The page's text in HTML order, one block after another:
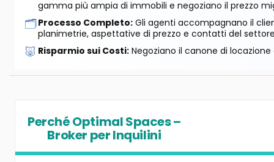
gamma più ampia di immobili e negoziano il prezzo
🗂️Processo Completo: Gli agenti accompagnano il
planimetrie, aspettative di prezzo e contatti del
🐷 Risparmio sui Costi: Negoziano il canone di
Perché Optimal Spaces –
Broker per Inquilini